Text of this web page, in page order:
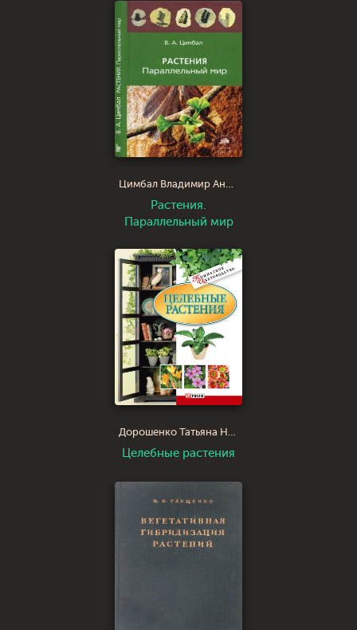
Мичурин, Т. Д.
Лысенко
Цимбал Владимир Анатольевич
Растения.
Параллельный мир
Дорошенко Татьяна Николаевна
Целебные растения